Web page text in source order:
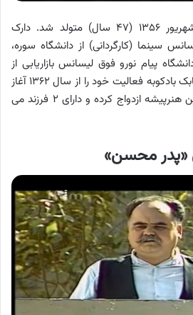
بابک بادکوبه در تاریخ ۹ شهریور ۱۳۵۶ ‏(۴۷ سال) متولد شد. دارک
سینما (کارگردانی) از دانشگاه سوره،
پیام نورو فوق لیسانس بازاریابی از
دانشگاه فرانسه می باشد. بابک بادکوبه فعالیت خود را از سال ۱۳۶۲ آغاز
کرد و تا کنون ادامه داردو این هنرپیشه ازدواج کرده و دارای ۲ فرزند می
«پدر محسن»